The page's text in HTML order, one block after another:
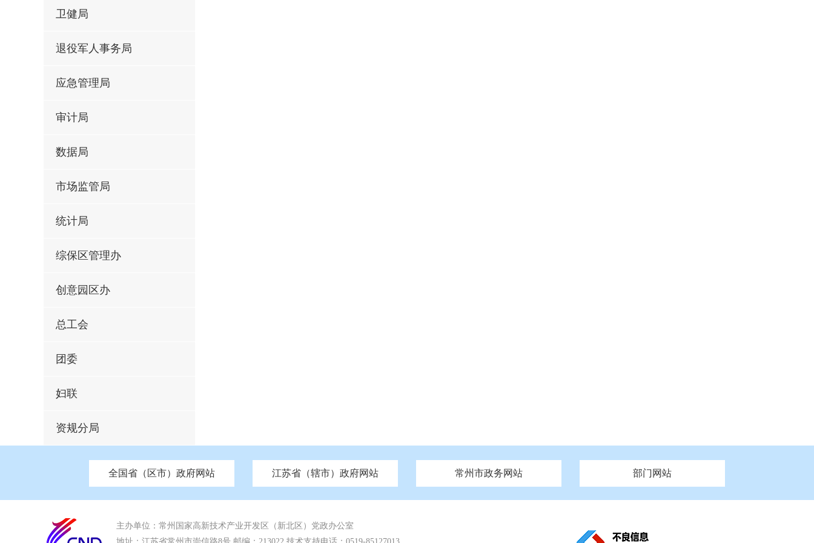
卫健局
退役军人事务局
应急管理局
审计局
数据局
市场监管局
统计局
综保区管理办
创意园区办
总工会
团委
妇联
资规分局
全国省（区市）政府网站
北京 天津 重庆 河南 河北 山西 辽宁 吉林 黑龙江 上海 山东 江苏 浙江 安徽 福建 江西 河南 湖北
江苏省（辖市）政府网站
中国江苏 南京市政府 苏州市政府 无锡市政府 常州市政府 徐州市政府 镇江市政府 扬州市政府 泰州市政府 盐城市政府
常州市政务网站
市发改委 市工信局 市教育局 市科技局 市民族宗教事务局 市公安局 市民政局 市司法局 市财政局 市人社局 市自然资源和规划局
市应急管理局 市审计局 市外事办 市生态环境局 市城管局
部门网站
区人大 区政协 纪委监委 检察院 组织部
主办单位：常州国家高新技术产业开发区（新北区）党政办公室